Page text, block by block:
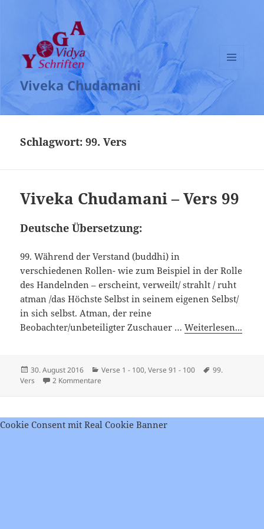
Viveka Chudamani
UND
WIDGETS
Schlagwort:99. Vers
Viveka Chudamani – Vers 99
Deutsche Übersetzung:
99. Während der Verstand (buddhi) in
verschiedenen Rollen- wie zum Beispiel in der Rolle
des Handelnden – erscheint, verweilt/ strahlt / ruht
atman /das Höchste Selbst in seinem eigenen Selbst/
in sich selbst. Atman, der reine
Beobachter/unbeteiligter Zuschauer …Weiterlesen...
Veröffentlicht
am
30. August 2016 Kategorien
Verse 1 - 100,Verse 91 - 100 Schlagwörter
99.
Vers
2 Kommentare
Cookie Consent mit Real Cookie Banner